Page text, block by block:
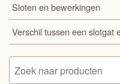
Sloten en bewerkingen
Verschil tussen een slotgat